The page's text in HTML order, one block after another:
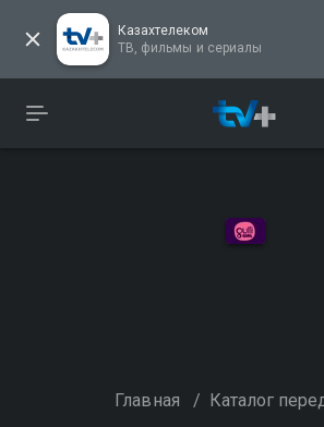
Казахтелеком
ТВ, фильмы и сериалы
Главная / Каталог